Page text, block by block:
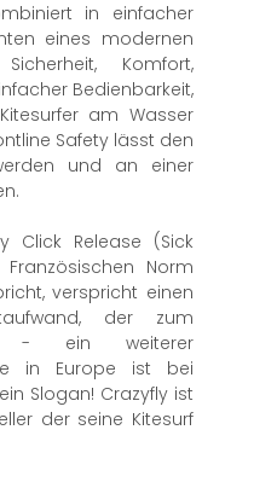
in einfacher
eines modernen
Sicherheit, Komfort,
Bedienbarkeit,
am Wasser
Safety lässt den
und an einer
Click Release (Sick
Norm
verspricht einen
der zum
- ein weiterer
in Europe ist bei
Slogan! Crazyfly ist
der seine Kitesurf